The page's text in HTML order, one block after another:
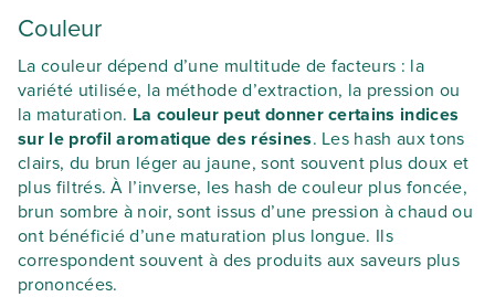
Couleur
La couleur dépend d’une multitude de facteurs : la
variété utilisée, la méthode d’extraction, la pression ou
la maturation. La couleur peut donner certains indices
sur le profil aromatique des résines. Les hash aux tons
clairs, du brun léger au jaune, sont souvent plus doux et
plus filtrés. À l’inverse, les hash de couleur plus foncée,
brun sombre à noir, sont issus d’une pression à chaud ou
ont bénéficié d’une maturation plus longue. Ils
correspondent souvent à des produits aux saveurs plus
prononcées.